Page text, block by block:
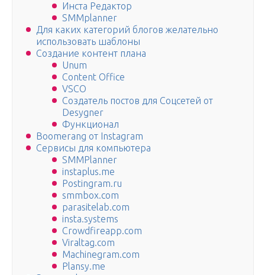
Инста Редактор
SMMplanner
Для каких категорий блогов желательно
использовать шаблоны
Создание контент плана
Unum
Content Office
VSCO
Создатель постов для Соцсетей от
Desygner
Функционал
Boomerang от Instagram
Сервисы для компьютера
SMMPlanner
instaplus.me
Postingram.ru
smmbox.com
parasitelab.com
insta.systems
Crowdfireapp.com
Viraltag.com
Machinegram.com
Plansy.me